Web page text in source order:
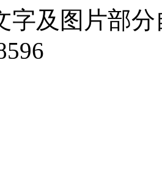
字及图片部